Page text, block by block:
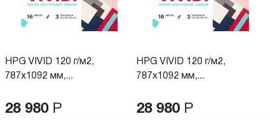
HPG VIVID 120 г/м2,
787x1092 мм,...
28 980 Р
HPG VIVID 120 г/м2,
787x1092 мм,...
28 980 Р